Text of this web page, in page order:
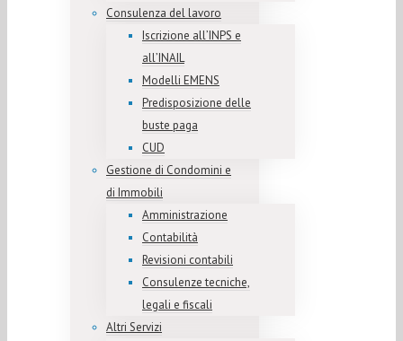
Consulenza del lavoro
Iscrizione all’INPS e
all’INAIL
Modelli EMENS
Predisposizione delle
buste paga
CUD
Gestione di Condomini e
di Immobili
Amministrazione
Contabilità
Revisioni contabili
Consulenze tecniche,
legali e fiscali
Altri Servizi